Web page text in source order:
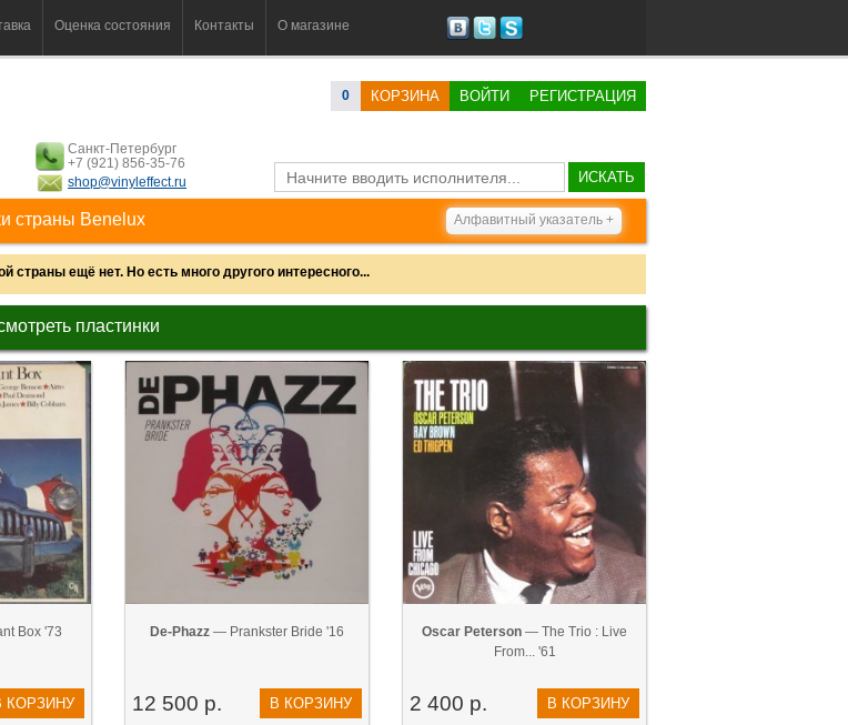
Оценка состояния Контакты О магазине
0 КОРЗИНА ВОЙТИ РЕГИСТРАЦИЯ
Санкт-Петербург
+7 (921) 856-35-76
shop@vinyleffect.ru
ИСКАТЬ
страны Benelux Алфавитный указатель +
страны ещё нет. Но есть много другого интересного...
пластинки
Box '73
КОРЗИНУ
De-Phazz — Prankster Bride '16
12 500 р. В КОРЗИНУ
Oscar Peterson — The Trio : Live
From... '61
2 400 р. В КОРЗИНУ